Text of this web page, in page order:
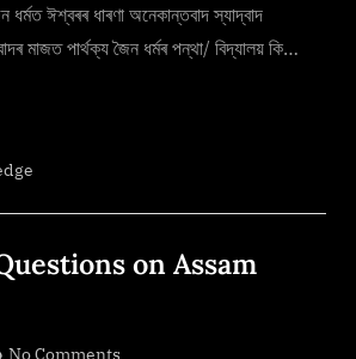
ধৰ্মত ঈশ্বৰৰ ধাৰণা অনেকান্তবাদ স্যাদ্বাদ
মাজত পাৰ্থক্য জৈন ধৰ্মৰ পন্থা/ বিদ্যালয় কি…
on Assam
No Comments